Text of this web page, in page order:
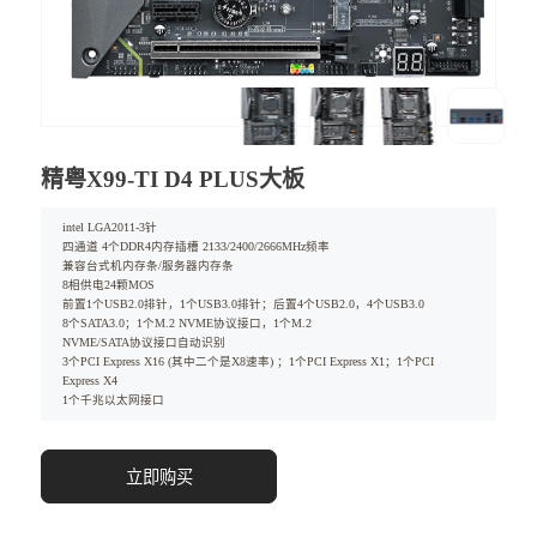
精粤X99-TI D4 PLUS大板
intel LGA2011-3针
四通道 4个DDR4内存插槽 2133/2400/2666MHz频率
兼容台式机内存条/服务器内存条
8相供电24颗MOS
前置1个USB2.0排针，1个USB3.0排针；后置4个USB2.0，4个USB3.0
8个SATA3.0；1个M.2 NVME协议接口，1个M.2
NVME/SATA协议接口自动识别
3个PCI Express X16 (其中二个是X8速率) ；1个PCI Express X1；1个PCI
Express X4
1个千兆以太网接口
立即购买